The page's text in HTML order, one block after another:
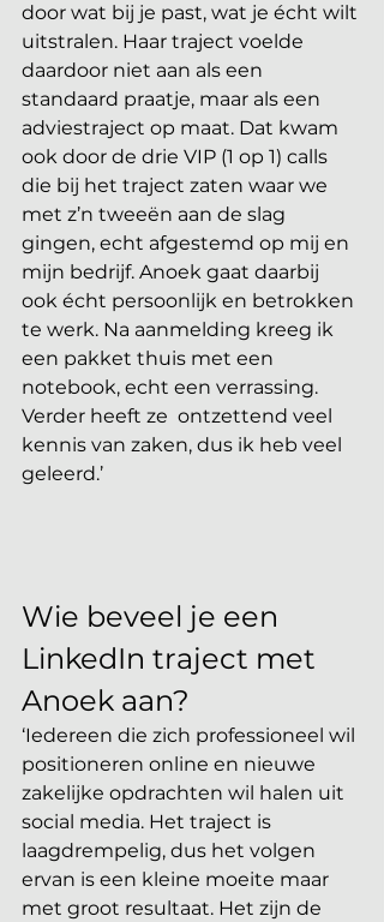
door wat bij je past, wat je écht wilt
uitstralen. Haar traject voelde
daardoor niet aan als een
standaard praatje, maar als een
adviestraject op maat. Dat kwam
ook door de drie VIP (1 op 1) calls
die bij het traject zaten waar we
met z’n tweeën aan de slag
gingen, echt afgestemd op mij en
mijn bedrijf. Anoek gaat daarbij
ook écht persoonlijk en betrokken
te werk. Na aanmelding kreeg ik
een pakket thuis met een
notebook, echt een verrassing.
Verder heeft ze  ontzettend veel
kennis van zaken, dus ik heb veel
geleerd.’
Wie beveel je een
LinkedIn traject met
Anoek aan?
‘Iedereen die zich professioneel wil
positioneren online en nieuwe
zakelijke opdrachten wil halen uit
social media. Het traject is
laagdrempelig, dus het volgen
ervan is een kleine moeite maar
met groot resultaat. Het zijn de